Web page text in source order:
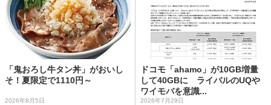
「鬼おろし牛タン丼」がおいし
そ！夏限定で1110円～
2026年8月5日
ドコモ「ahamo」が10GB増量
して40GBに ライバルのUQや
ワイモバを意識...
2026年7月29日